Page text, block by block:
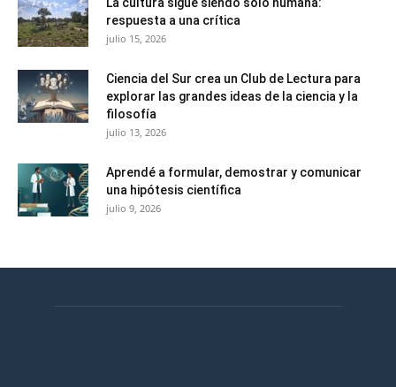
respuesta a una crítica
julio 15, 2026
Ciencia del Sur crea un Club de Lectura para
explorar las grandes ideas de la ciencia y la
filosofía
julio 13, 2026
Aprendé a formular, demostrar y comunicar
una hipótesis científica
julio 9, 2026